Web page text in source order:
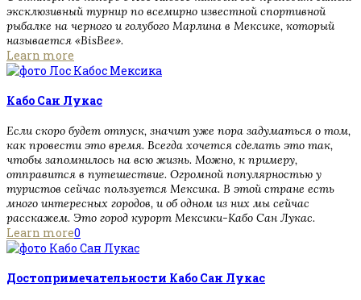
эксклюзивный турнир по всемирно известной спортивной
рыбалке на черного и голубого Марлина в Мексике, который
называется «BisBee».
Learn more
Кабо Сан Лукас
Если скоро будет отпуск, значит уже пора задуматься о том,
как провести это время. Всегда хочется сделать это так,
чтобы запомнилось на всю жизнь. Можно, к примеру,
отправится в путешествие. Огромной популярностью у
туристов сейчас пользуется Мексика. В этой стране есть
много интересных городов, и об одном из них мы сейчас
расскажем. Это город курорт Мексики-Кабо Сан Лукас.
Learn more0
Достопримечательности Кабо Сан Лукас